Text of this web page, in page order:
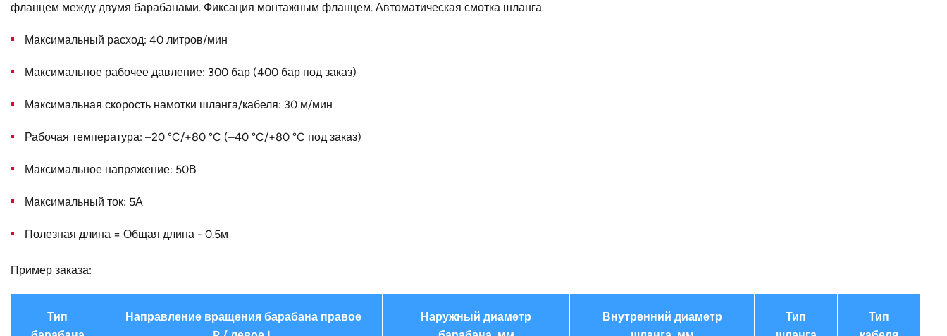
Конструктивное исполнение
Наружный диаметр D, мм
Страна
фланцем между двумя барабанами. Фиксация монтажным фланцем. Автоматическая смотка шланга.
Максимальный расход: 40 литров/мин
Максимальное рабочее давление: 300 бар (400 бар под заказ)
Максимальная скорость намотки шланга/кабеля: 30 м/мин
Рабочая температура: –20 °C/+80 °C (–40 °C/+80 °C под заказ)
Максимальное напряжение: 50В
Максимальный ток: 5А
Полезная длина = Общая длина - 0.5м
Пример заказа:
Тип
Направление вращения барабана правое
Наружный диаметр
Внутренний диаметр
Тип
Тип